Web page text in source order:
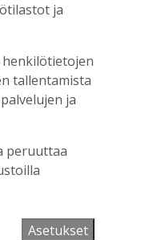
tiet,
lääkäripula… –
kanssa piisasi
vahvistui –
alkuvuoden
ja
tallentamista
ja
peruuttaa
Asetukset